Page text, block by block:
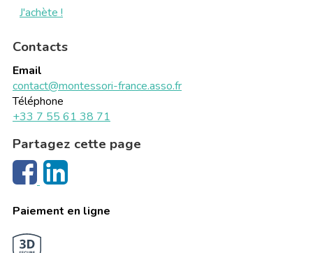
J'achète !
Contacts
Email
contact@montessori-france.asso.fr
Téléphone
+33 7 55 61 38 71
Partagez cette page
Paiement en ligne